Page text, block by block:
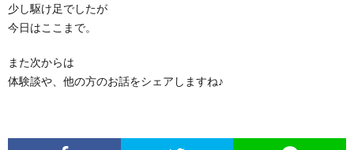
少し駆け足でしたが
今日はここまで。
また次からは
体験談や、他の方のお話をシェアしますね♪